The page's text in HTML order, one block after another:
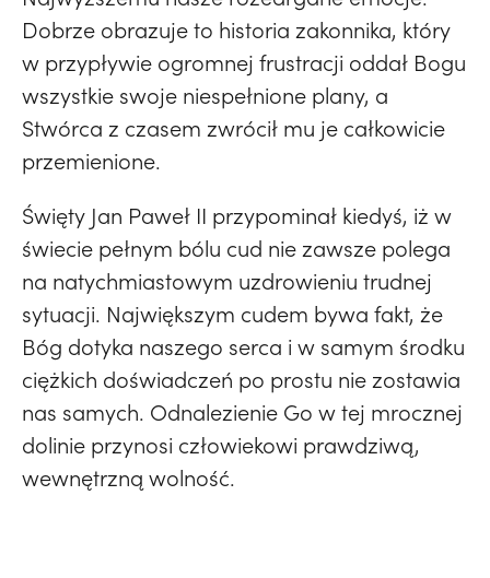
Dobrze obrazuje to historia zakonnika, który
w przypływie ogromnej frustracji oddał Bogu
wszystkie swoje niespełnione plany, a
Stwórca z czasem zwrócił mu je całkowicie
przemienione.
Święty Jan Paweł II przypominał kiedyś, iż w
świecie pełnym bólu cud nie zawsze polega
na natychmiastowym uzdrowieniu trudnej
sytuacji. Największym cudem bywa fakt, że
Bóg dotyka naszego serca i w samym środku
ciężkich doświadczeń po prostu nie zostawia
nas samych. Odnalezienie Go w tej mrocznej
dolinie przynosi człowiekowi prawdziwą,
wewnętrzną wolność.